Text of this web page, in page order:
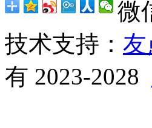
微
技术支持： 友
有 2023-2028